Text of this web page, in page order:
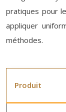
pratiques pour
appliquer
méthodes.
Produit